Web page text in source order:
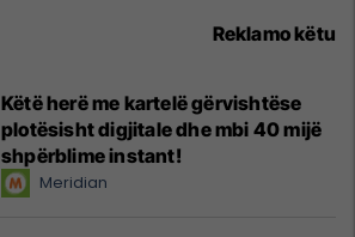
Reklamo këtu
Këtë herë me kartelë gërvishtëse
plotësisht digjitale dhe mbi 40 mijë
shpërblime instant!
Meridian